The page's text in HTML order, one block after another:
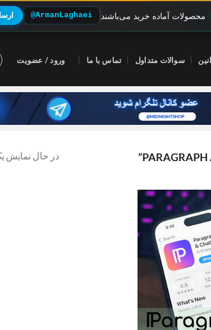
محصولات آماده خرید می‌باشند @ArmanLaghaei
سوالات متداول تماس با ما ورود / عضویت
در حال نمایش